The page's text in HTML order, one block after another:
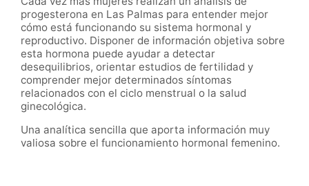
progesterona en Las Palmas para entender mejor
cómo está funcionando su sistema hormonal y
reproductivo. Disponer de información objetiva sobre
esta hormona puede ayudar a detectar
desequilibrios, orientar estudios de fertilidad y
comprender mejor determinados síntomas
relacionados con el ciclo menstrual o la salud
ginecológica.
Una analítica sencilla que aporta información muy
valiosa sobre el funcionamiento hormonal femenino.